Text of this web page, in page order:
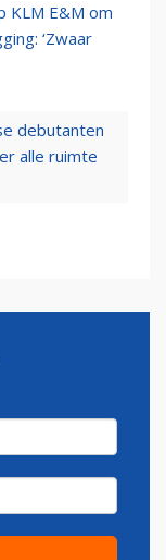
KLM E&M om
‘Zwaar
debutanten
alle ruimte